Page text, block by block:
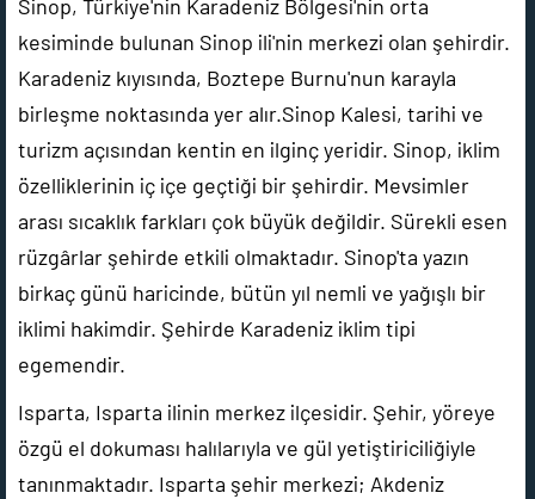
Sinop, Türkiye'nin Karadeniz Bölgesi'nin orta
kesiminde bulunan Sinop ili'nin merkezi olan şehirdir.
Karadeniz kıyısında, Boztepe Burnu'nun karayla
birleşme noktasında yer alır.Sinop Kalesi, tarihi ve
turizm açısından kentin en ilginç yeridir. Sinop, iklim
özelliklerinin iç içe geçtiği bir şehirdir. Mevsimler
arası sıcaklık farkları çok büyük değildir. Sürekli esen
rüzgârlar şehirde etkili olmaktadır. Sinop'ta yazın
birkaç günü haricinde, bütün yıl nemli ve yağışlı bir
iklimi hakimdir. Şehirde Karadeniz iklim tipi
egemendir.
Isparta, Isparta ilinin merkez ilçesidir. Şehir, yöreye
özgü el dokuması halılarıyla ve gül yetiştiriciliğiyle
tanınmaktadır. Isparta şehir merkezi; Akdeniz